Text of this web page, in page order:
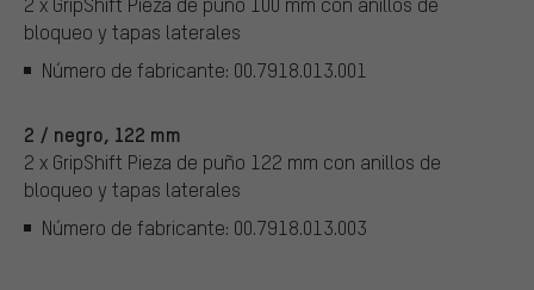
bloqueo y tapas laterales
Número de fabricante: 00.7918.013.001
2 / negro, 122 mm
2 x GripShift Pieza de puño 122 mm con anillos de
bloqueo y tapas laterales
Número de fabricante: 00.7918.013.003